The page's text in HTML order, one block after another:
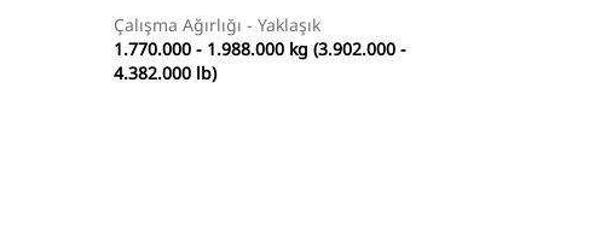
Çalışma Ağırlığı - Yaklaşık
1.770.000 - 1.988.000 kg (3.902.000 -
4.382.000 lb)